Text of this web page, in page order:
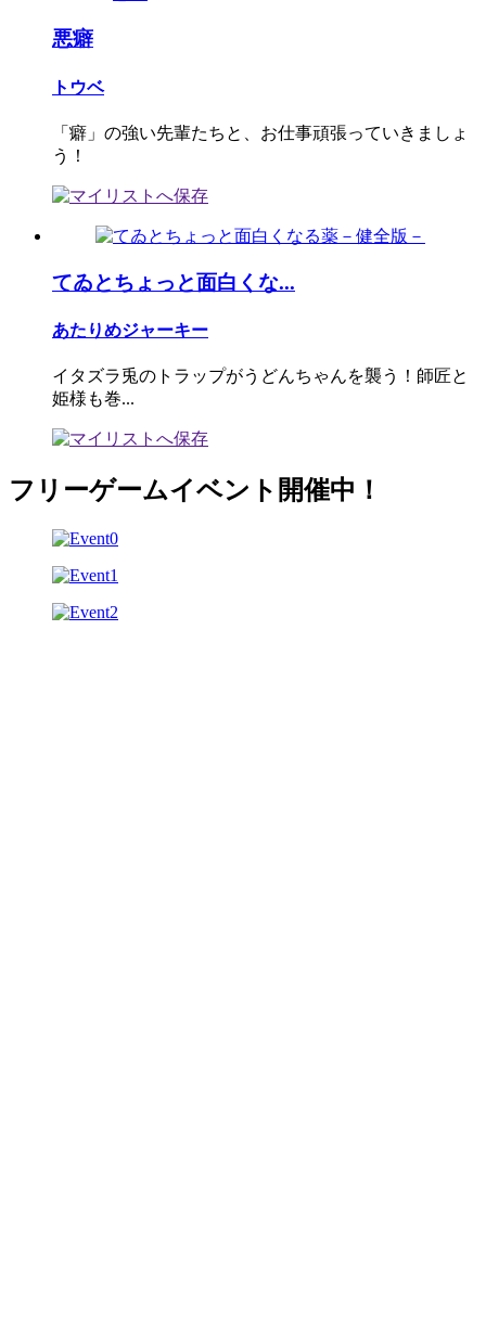
悪癖
トウベ
「癖」の強い先輩たちと、お仕事頑張っていきましょ
う！
てゐとちょっと面白くな...
あたりめジャーキー
イタズラ兎のトラップがうどんちゃんを襲う！師匠と
姫様も巻...
フリーゲームイベント開催中！